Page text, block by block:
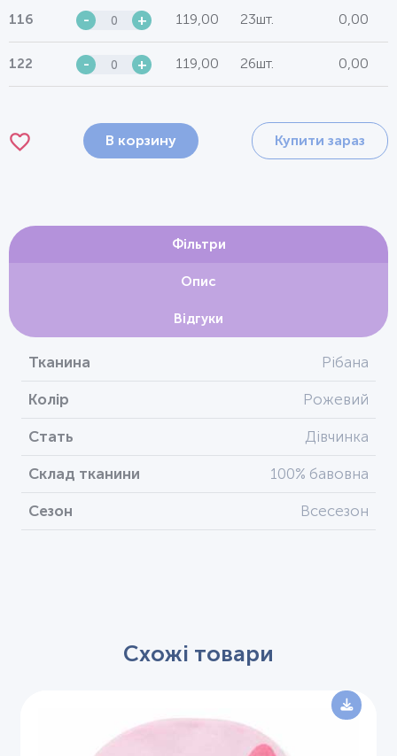
116 - + 119,00 23шт. 0,00
122 - + 119,00 26шт. 0,00
В корзину Купити зараз
Фільтри
Опис
Відгуки
Тканина Рібана
Колір Рожевий
Стать Дівчинка
Склад тканини 100% бавовна
Сезон Всесезон
Схожі товари